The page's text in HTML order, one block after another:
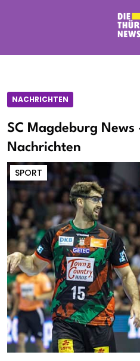
NACHRICHTEN
SC Magdeburg
Nachrichten
SPORT